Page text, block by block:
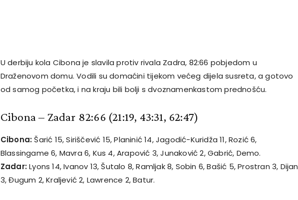
U derbiju kola Cibona je slavila protiv rivala Zadra, 82:66 pobjedom u
Draženovom domu. Vodili su domaćini tijekom većeg dijela susreta, a gotovo
od samog početka, i na kraju bili bolji s dvoznamenkastom prednošću.
Cibona – Zadar 82:66 (21:19, 43:31, 62:47)
Cibona: Šarić 15, Siriščević 15, Planinić 14, Jagodić-Kuridža 11, Rozić 6,
Blassingame 6, Mavra 6, Kus 4, Arapović 3, Junaković 2, Gabrić, Demo.
Zadar:Lyons 14, Ivanov 13, Šutalo 8, Ramljak 8, Sobin 6, Bašić 5, Prostran 3, Dijan
3, Đugum 2, Kraljević 2, Lawrence 2, Batur.